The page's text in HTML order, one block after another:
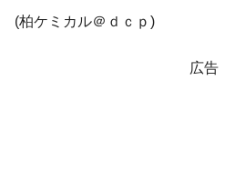
ぎ」では。
韓国鉄鋼最大手
(柏ケミカル＠ｄｃｐ)
広告